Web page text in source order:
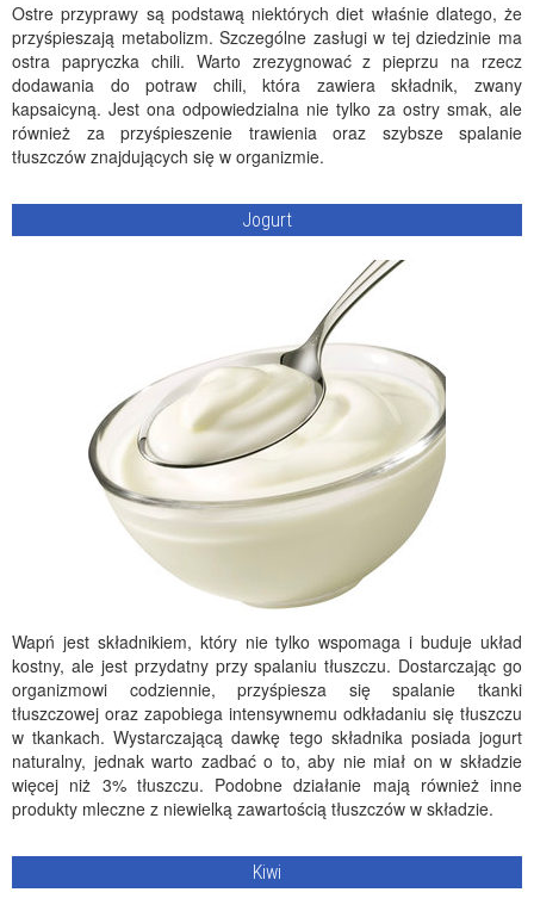
Ostre przyprawy są podstawą niektórych diet właśnie dlatego, że
przyśpieszają metabolizm. Szczególne zasługi w tej dziedzinie ma
ostra papryczka chili. Warto zrezygnować z pieprzu na rzecz
dodawania do potraw chili, która zawiera składnik, zwany
kapsaicyną. Jest ona odpowiedzialna nie tylko za ostry smak, ale
również za przyśpieszenie trawienia oraz szybsze spalanie
tłuszczów znajdujących się w organizmie.
Jogurt
Wapń jest składnikiem, który nie tylko wspomaga i buduje układ
kostny, ale jest przydatny przy spalaniu tłuszczu. Dostarczając go
organizmowi codziennie, przyśpiesza się spalanie tkanki
tłuszczowej oraz zapobiega intensywnemu odkładaniu się tłuszczu
w tkankach. Wystarczającą dawkę tego składnika posiada jogurt
naturalny, jednak warto zadbać o to, aby nie miał on w składzie
więcej niż 3% tłuszczu. Podobne działanie mają również inne
produkty mleczne z niewielką zawartością tłuszczów w składzie.
Kiwi